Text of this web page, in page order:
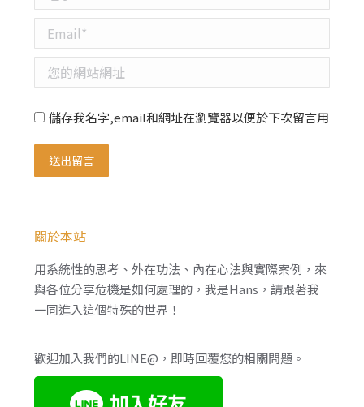
Email *
您的網站網址
儲存我名字,email和網址在瀏覽器以便於下次留言用
送出留言
關於本站
用系統性的思考、外在功法、內在心法與實際案例，來
與各位分享危機是如何處理的，我是Hans，請跟著我
一同進入這個特殊的世界！
歡迎加入我們的LINE@，即時回覆您的相關問題。